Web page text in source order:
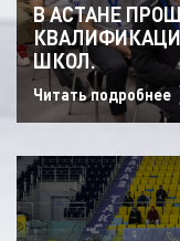
В АСТАНЕ
ШКОЛ.
Читать подробнее